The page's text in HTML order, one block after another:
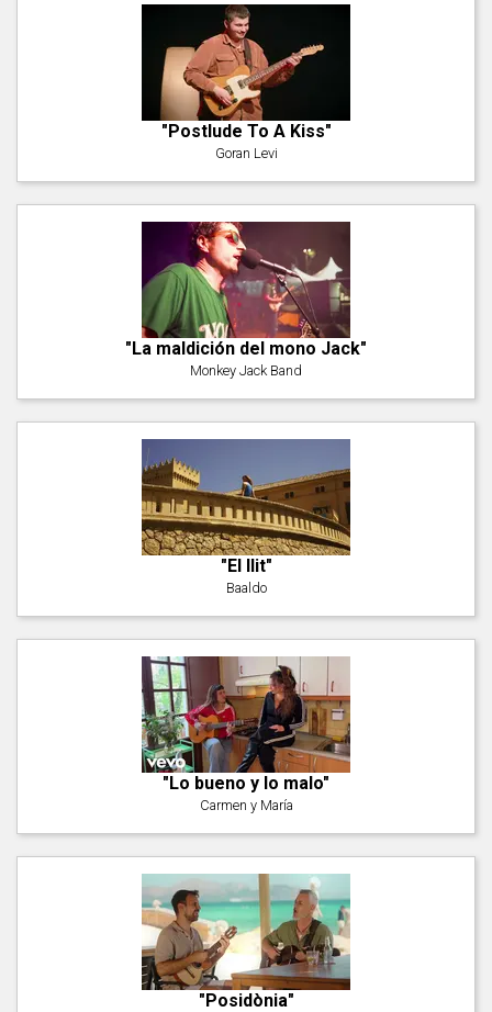
"Postlude To A Kiss"
Goran Levi
"La maldición del mono Jack"
Monkey Jack Band
"El llit"
Baaldo
"Lo bueno y lo malo"
Carmen y María
"Posidònia"